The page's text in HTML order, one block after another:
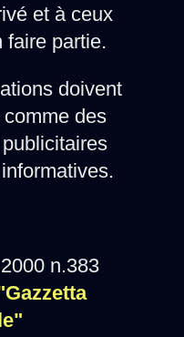
et à ceux
faire partie.
doivent
des
n.383